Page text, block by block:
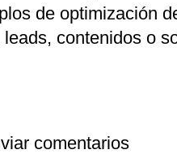
de optimización
contenidos o
comentarios